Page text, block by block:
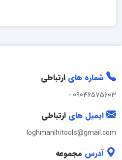
شماره های ارتباطی
09046575603
-
ایمیل های ارتباطی
loghmanihitools@gmail.com
آدرس مجموعه